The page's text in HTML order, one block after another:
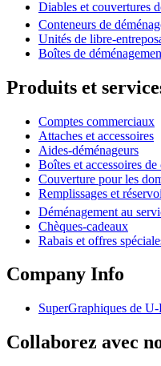
Diables et couvertures
Conteneurs de
Unités de libre-
Boîtes de
Produits et
Comptes commerciaux
Attaches et accessoires
Aides-déménageurs
Boîtes et accessoires
Couverture pour les
Remplissages et
Déménagement au
Chèques-cadeaux
Rabais et offres
Company Info
SuperGraphiques de U-
Collaborez avec